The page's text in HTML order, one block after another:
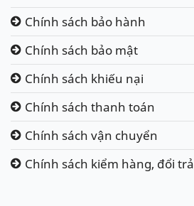
Chính sách bảo hành
Chính sách bảo mật
Chính sách khiếu nại
Chính sách thanh toán
Chính sách vận chuyển
Chính sách kiểm hàng, đổi trả